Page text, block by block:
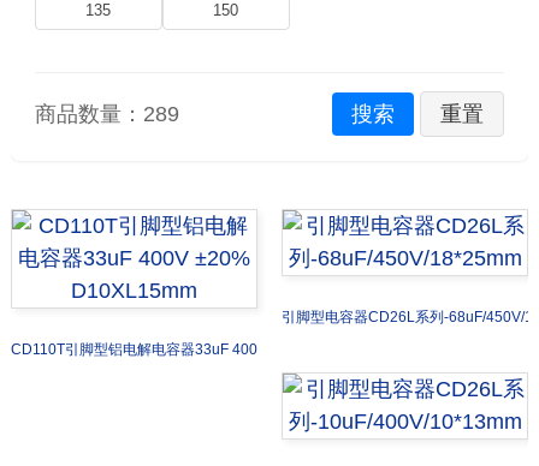
135 150
商品数量： 289 搜索 重置
CD110T引脚型铝电解电容器33uF 400V ±20% D10XL15mm
引脚型电容器CD26L系列-68uF/450V/